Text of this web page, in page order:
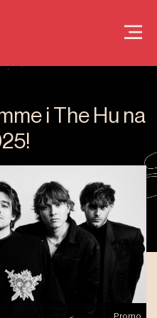
i The Hu na
Promo